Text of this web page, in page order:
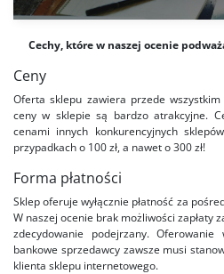
Cechy, które w naszej ocenie
Ceny
Oferta sklepu zawiera przede
ceny w sklepie są bardzo atrakcyjne.
cenami innych konkurencyjnych
przypadkach o 100 zł, a nawet o 300 zł!
Forma płatności
Sklep oferuje wyłącznie płatność za
W naszej ocenie brak możliwości zapłaty
zdecydowanie podejrzany. Oferowanie
bankowe sprzedawcy zawsze musi
klienta sklepu internetowego.